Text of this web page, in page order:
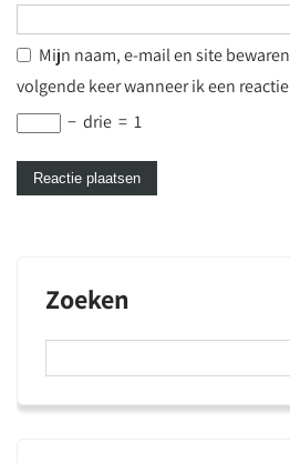
Mijn naam, e-mail en site
volgende keer wanneer ik een
− drie = 1
Zoeken